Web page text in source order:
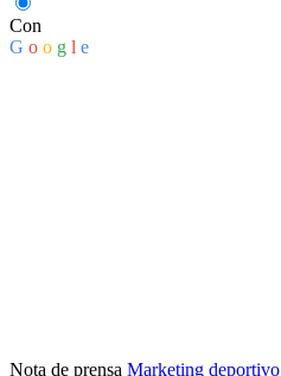
Con
G o o g l e
Nota de prensa Marketing deportivo